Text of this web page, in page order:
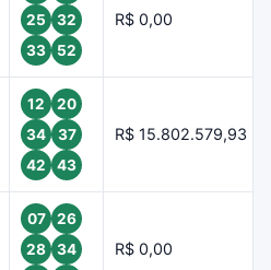
25
32
33
52
R$ 0,00
12
20
34
37
42
43
R$ 15.802.579,93
07
26
28
34
R$ 0,00